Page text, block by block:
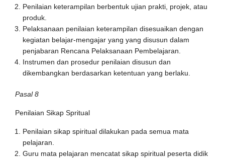
Penilaian keterampilan berbentuk ujian prakti, projek, atau
produk.
Pelaksanaan penilaian keterampilan disesuaikan dengan
kegiatan belajar-mengajar yang yang disusun dalam
penjabaran Rencana Pelaksanaan Pembelajaran.
Instrumen dan prosedur penilaian disusun dan
dikembangkan berdasarkan ketentuan yang berlaku.
Pasal 8
Penilaian Sikap Spritual
Penilaian sikap spiritual dilakukan pada semua mata
pelajaran.
Guru mata pelajaran mencatat sikap spiritual peserta didik